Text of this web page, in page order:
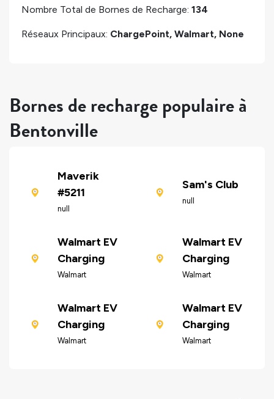
Nombre Total de Bornes de Recharge: 134
Réseaux Principaux: ChargePoint, Walmart, None
Bornes de recharge populaire à
Bentonville
Maverik
#5211
null
Sam's Club
null
Walmart EV
Charging
Walmart
Walmart EV
Charging
Walmart
Walmart EV
Charging
Walmart
Walmart EV
Charging
Walmart